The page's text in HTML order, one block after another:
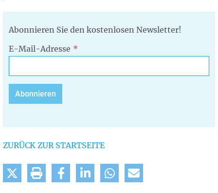
Abonnieren Sie den kostenlosen Newsletter!
E-Mail-Adresse
ZURÜCK ZUR STARTSEITE